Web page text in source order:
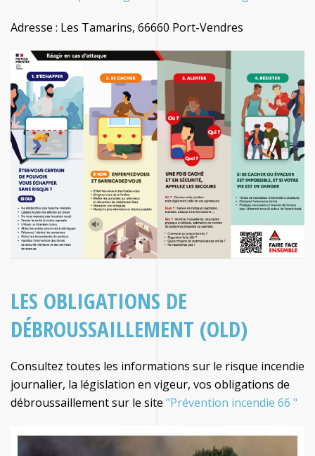
Adresse : Les Tamarins, 66660 Port-Vendres
LES OBLIGATIONS DE
DÉBROUSSAILLEMENT (OLD)
Consultez toutes les informations sur le risque incendie
journalier, la législation en vigeur, vos obligations de
débroussaillement sur le site "Prévention incendie 66 "